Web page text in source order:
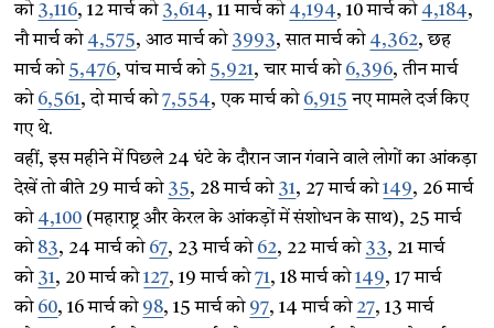
को 3,116, 12 मार्च को 3,614, 11 मार्च को 4,194, 10 मार्च को 4,184,
नौ मार्च को 4,575, आठ मार्च को 3993, सात मार्च को 4,362, छह
मार्च को 5,476, पांच मार्च को 5,921, चार मार्च को 6,396, तीन मार्च
को 6,561, दो मार्च को7,554, एक मार्च को 6,915 नए मामले दर्ज किए
गए थे.
वहीं, इस महीने में पिछले 24 घंटे के दौरान जान गंवाने वाले लोगों का आंकड़ा
देखें तो बीते 29 मार्च को 35, 28 मार्च को 31, 27 मार्च को149, 26 मार्च
को 4,100 (महाराष्ट्र और केरल के आंकड़ों में संशोधन के साथ), 25 मार्च
को 83, 24 मार्च को 67, 23 मार्च को 62, 22 मार्च को 33, 21 मार्च
को 31, 20 मार्च को127, 19 मार्च को71, 18 मार्च को149, 17 मार्च
को 60, 16 मार्च को 98, 15 मार्च को 97, 14 मार्च को 27, 13 मार्च